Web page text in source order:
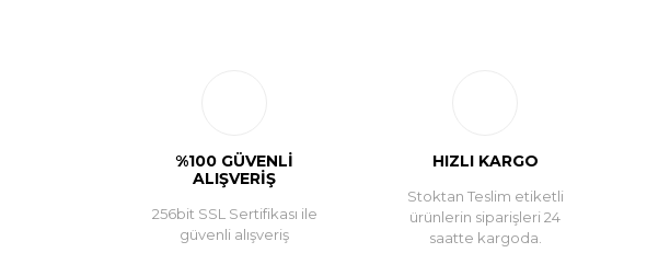
Yorum Yaz
%100 GÜVENLİ
ALIŞVERİŞ
256bit SSL Sertifikası ile
güvenli alışveriş
HIZLI KARGO
Stoktan Teslim etiketli
ürünlerin siparişleri 24
saatte kargoda.